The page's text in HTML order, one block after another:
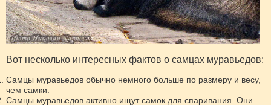
Вот несколько интересных фактов о самцах муравьедов:
Самцы муравьедов обычно немного больше по размеру и весу,
чем самки.
Самцы муравьедов активно ищут самок для спаривания. Они